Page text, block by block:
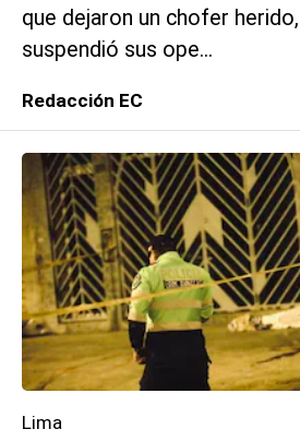
que dejaron un chofer
suspendió sus ope...
Redacción EC
Lima